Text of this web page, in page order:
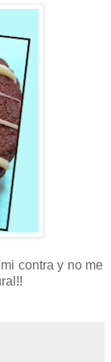
contra y no me